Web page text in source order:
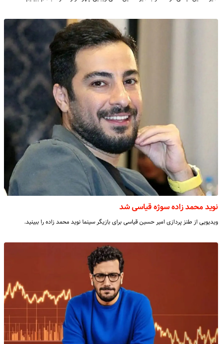
نوید محمد زاده سوژه قیاسی شد
ویدیویی از طنز پردازی امیر حسین قیاسی برای بازیگر سینما نوید محمد زاده را ببینید.